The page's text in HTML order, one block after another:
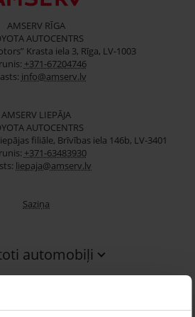
AMSERV RĪGA
AUTOCENTRS
Krasta iela 3, Rīga, LV-1003
+371-67204746
info@amserv.lv
AMSERV LIEPĀJA
AUTOCENTRS
filiāle, Brīvības iela 146b, LV-3401
+371-63483930
liepaja@amserv.lv
Saziņa
automobiļi
Serviss